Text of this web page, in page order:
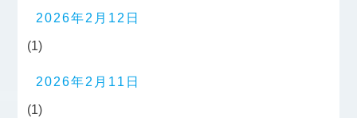
2026年2月12日
(1)
2026年2月11日
(1)